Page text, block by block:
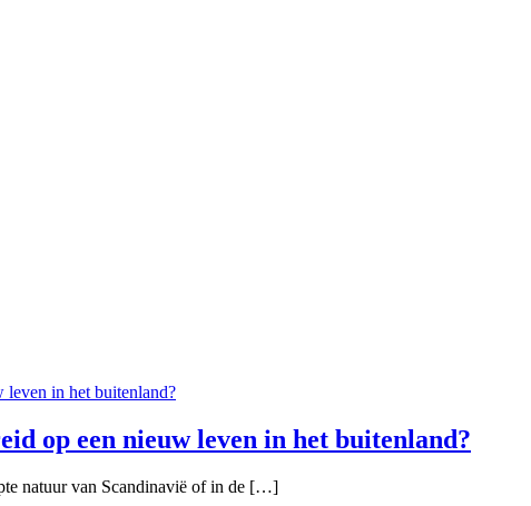
op een nieuw leven in het buitenland?
natuur van Scandinavië of in de […]